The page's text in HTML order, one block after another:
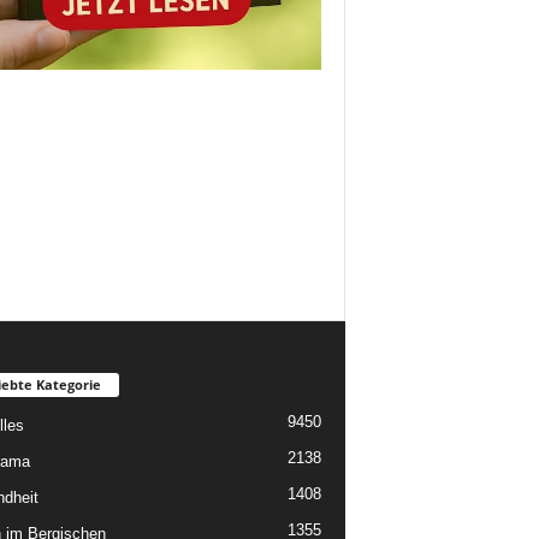
Kategorie
9450
2138
1408
im Bergischen 1355